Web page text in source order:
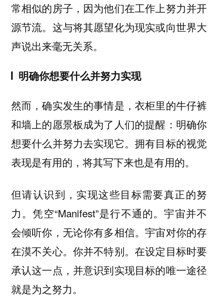
常相似的房子，因为他们在工作上努力并开
源节流。这与将其愿望化为现实或向世界大
声说出来毫无关系。
明确你想要什么并努力实现
然而，确实发生的事情是，衣柜里的牛仔裤
和墙上的愿景板成为了人们的提醒：明确你
想要什么并努力去实现它。拥有目标的视觉
表现是有用的，将其写下来也是有用的。
但请认识到，实现这些目标需要真正的努
力。凭空“Manifest”是行不通的。宇宙并不
会倾听你，无论你有多相信。宇宙对你的存
在漠不关心。你并不特别。在设定目标时要
承认这一点，并意识到实现目标的唯一途径
就是为之努力。